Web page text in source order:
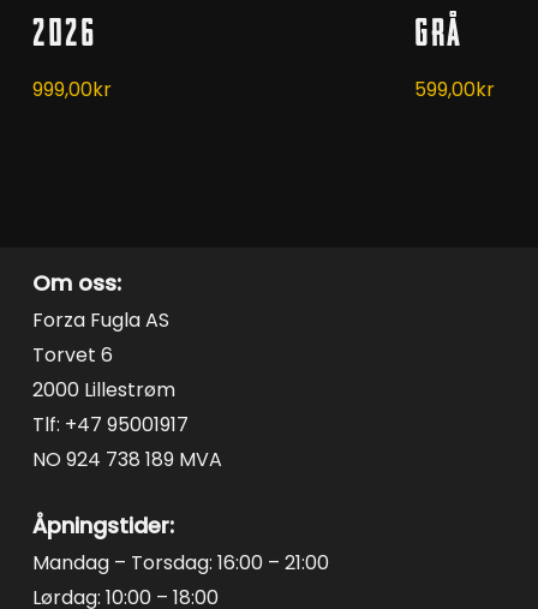
har
flere
varianter.
2026
999,00kr
har
flere
varianter.
Grå
599,00kr
Om oss:
Forza Fugla AS
Torvet 6
2000 Lillestrøm
Tlf: +47 95001917
NO 924 738 189 MVA
Åpningstider:
Mandag – Torsdag: 16:00 – 21:00
Lørdag: 10:00 – 18:00